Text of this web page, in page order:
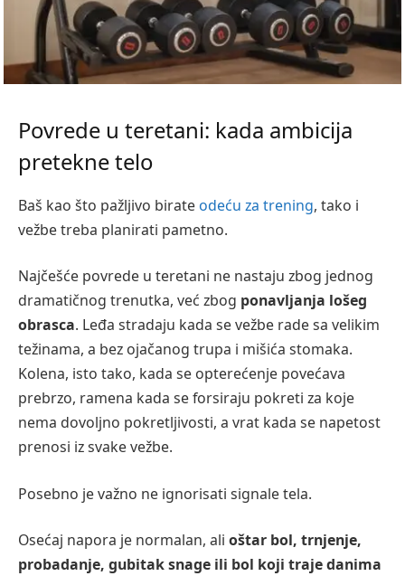
Povrede u teretani: kada ambicija
pretekne telo
Baš kao što pažljivo birate odeću za trening, tako i
vežbe treba planirati pametno.
Najčešće povrede u teretani ne nastaju zbog jednog
dramatičnog trenutka, već zbog ponavljanja lošeg
obrasca. Leđa stradaju kada se vežbe rade sa velikim
težinama, a bez ojačanog trupa i mišića stomaka.
Kolena, isto tako, kada se opterećenje povećava
prebrzo, ramena kada se forsiraju pokreti za koje
nema dovoljno pokretljivosti, a vrat kada se napetost
prenosi iz svake vežbe.
Posebno je važno ne ignorisati signale tela.
Osećaj napora je normalan, ali oštar bol, trnjenje,
probadanje, gubitak snage ili bol koji traje danima